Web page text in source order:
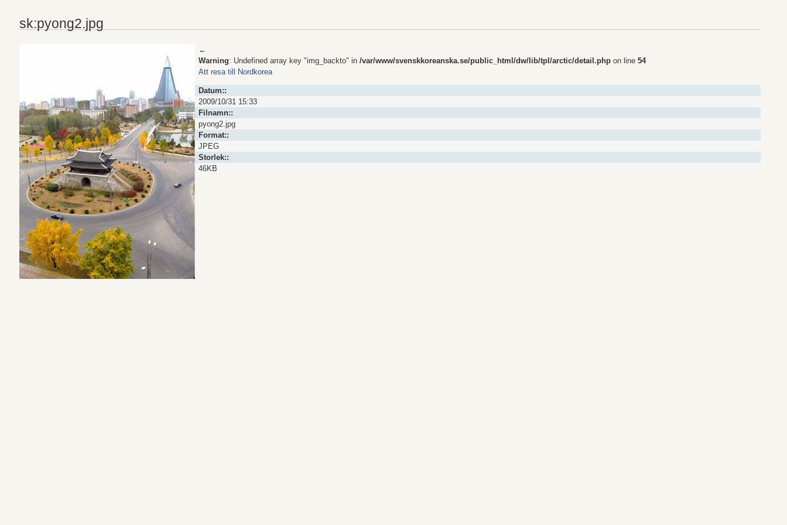
sk:pyong2.jpg
←
Warning: Undefined array key "img_backto" in /var/www/svenskkoreanska.se/public_html/dw/lib/tpl/arctic/detail.php on line 54
Att resa till Nordkorea
Datum::
2009/10/31 15:33
Filnamn::
pyong2.jpg
Format::
JPEG
Storlek::
46KB